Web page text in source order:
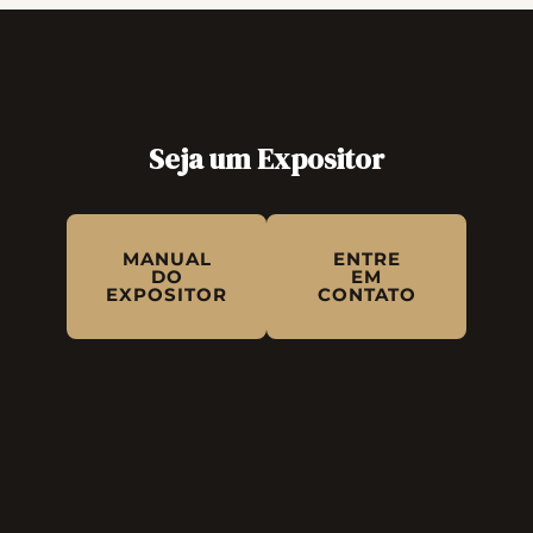
Seja um Expositor
MANUAL
DO
EXPOSITOR
ENTRE
EM
CONTATO